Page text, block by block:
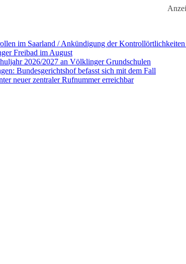
im Saarland / Ankündigung der
Freibad im August
2026/2027 an Völklinger Grundschulen
Bundesgerichtshof befasst sich mit dem Fall
neuer zentraler Rufnummer erreichbar